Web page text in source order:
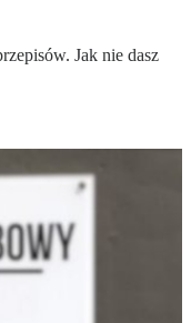
Jak nie dasz